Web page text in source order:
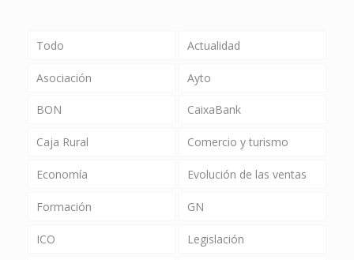
Todo Actualidad
Asociación Ayto
BON CaixaBank
Caja Rural Comercio y turismo
Economía Evolución de las ventas
Formación GN
ICO Legislación